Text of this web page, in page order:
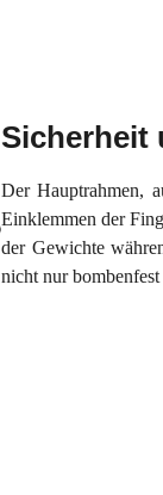
Sicherheit
Der Hauptrahmen,
Einklemmen der
der Gewichte
nicht nur bombenfest